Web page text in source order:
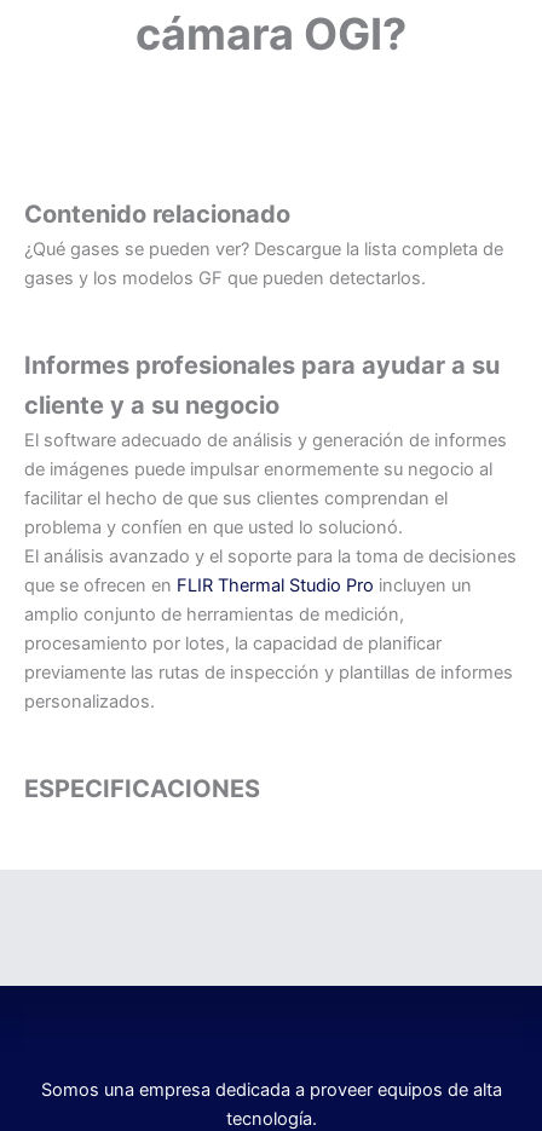
cámara OGI?
Contenido relacionado
¿Qué gases se pueden ver? Descargue la lista completa de
gases y los modelos GF que pueden detectarlos.
Informes profesionales para ayudar a su
cliente y a su negocio
El software adecuado de análisis y generación de informes
de imágenes puede impulsar enormemente su negocio al
facilitar el hecho de que sus clientes comprendan el
problema y confíen en que usted lo solucionó.
El análisis avanzado y el soporte para la toma de decisiones
que se ofrecen en FLIR Thermal Studio Pro incluyen un
amplio conjunto de herramientas de medición,
procesamiento por lotes, la capacidad de planificar
previamente las rutas de inspección y plantillas de informes
personalizados.
ESPECIFICACIONES
Somos una empresa dedicada a proveer equipos de alta
tecnología.